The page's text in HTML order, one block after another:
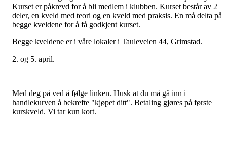
Kurset er påkrevd for å bli medlem i klubben. Kurset består av 2
deler, en kveld med teori og en kveld med praksis. En må delta på
begge kveldene for å få godkjent kurset.
Begge kveldene er i våre lokaler i Tauleveien 44, Grimstad.
2. og 5. april.
Med deg på ved å følge linken. Husk at du må gå inn i
handlekurven å bekrefte "kjøpet ditt". Betaling gjøres på første
kurskveld. Vi tar kun kort.